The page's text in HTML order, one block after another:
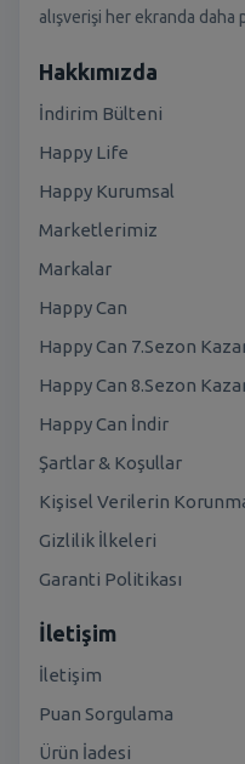
alışverişi her ekranda daha
Hakkımızda
İndirim Bülteni
Happy Life
Happy Kurumsal
Marketlerimiz
Markalar
Happy Can
Happy Can 7.Sezon
Happy Can 8.Sezon
Happy Can İndir
Şartlar & Koşullar
Kişisel Verilerin
Gizlilik İlkeleri
Garanti Politikası
İletişim
İletişim
Puan Sorgulama
Ürün İadesi